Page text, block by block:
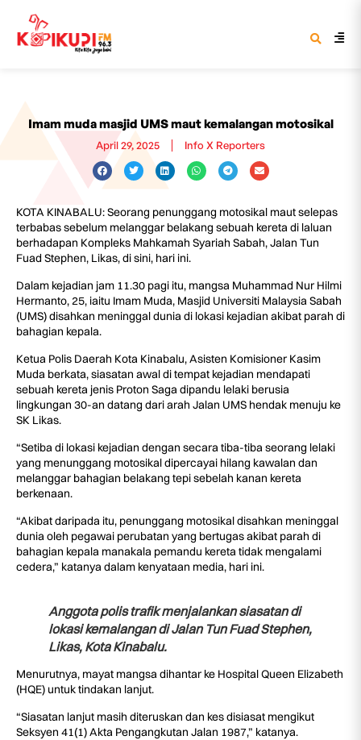
Imam muda masjid UMS maut kemalangan motosikal
April 29, 2025 Info X Reporters
KOTA KINABALU: Seorang penunggang motosikal maut selepas
terbabas sebelum melanggar belakang sebuah kereta di laluan
berhadapan Kompleks Mahkamah Syariah Sabah, Jalan Tun
Fuad Stephen, Likas, di sini, hari ini.
Dalam kejadian jam 11.30 pagi itu, mangsa Muhammad Nur Hilmi
Hermanto, 25, iaitu Imam Muda, Masjid Universiti Malaysia Sabah
(UMS) disahkan meninggal dunia di lokasi kejadian akibat parah di
bahagian kepala.
Ketua Polis Daerah Kota Kinabalu, Asisten Komisioner Kasim
Muda berkata, siasatan awal di tempat kejadian mendapati
sebuah kereta jenis Proton Saga dipandu lelaki berusia
lingkungan 30-an datang dari arah Jalan UMS hendak menuju ke
SK Likas.
“Setiba di lokasi kejadian dengan secara tiba-tiba seorang lelaki
yang menunggang motosikal dipercayai hilang kawalan dan
melanggar bahagian belakang tepi sebelah kanan kereta
berkenaan.
“Akibat daripada itu, penunggang motosikal disahkan meninggal
dunia oleh pegawai perubatan yang bertugas akibat parah di
bahagian kepala manakala pemandu kereta tidak mengalami
cedera,” katanya dalam kenyataan media, hari ini.
Anggota polis trafik menjalankan siasatan di
lokasi kemalangan di Jalan Tun Fuad Stephen,
Likas, Kota Kinabalu.
Menurutnya, mayat mangsa dihantar ke Hospital Queen Elizabeth
(HQE) untuk tindakan lanjut.
“Siasatan lanjut masih diteruskan dan kes disiasat mengikut
Seksyen 41(1) Akta Pengangkutan Jalan 1987,” katanya.